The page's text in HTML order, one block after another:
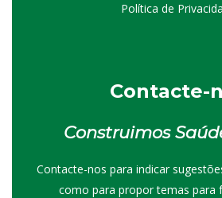
Política de
Contacte-
Construimos
Contacte-nos para indicar
como para propor temas para